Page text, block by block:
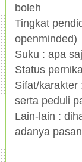
boleh
Tingkat
openminded)
Suku : apa
Status
Sifat/karakter
serta peduli
Lain-lain :
adanya